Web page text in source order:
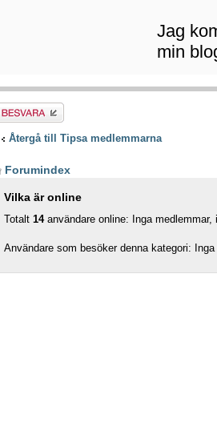
Jag
min
Besvara
Återgå till Tipsa medlemmarna
Forumindex
Vilka är online
Totalt 14användare online: Inga
Användare som besöker denna kategori: